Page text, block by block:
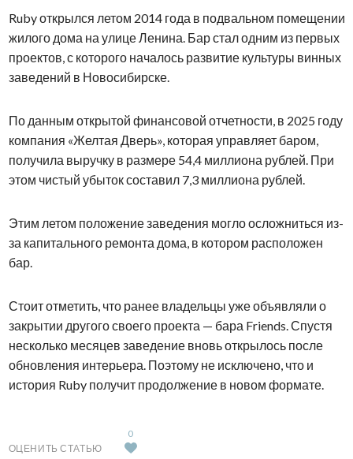
Ruby открылся летом 2014 года в подвальном помещении
жилого дома на улице Ленина. Бар стал одним из первых
проектов, с которого началось развитие культуры винных
заведений в Новосибирске.
По данным открытой финансовой отчетности, в 2025 году
компания «Желтая Дверь», которая управляет баром,
получила выручку в размере 54,4 миллиона рублей. При
этом чистый убыток составил 7,3 миллиона рублей.
Этим летом положение заведения могло осложниться из-
за капитального ремонта дома, в котором расположен
бар.
Стоит отметить, что ранее владельцы уже объявляли о
закрытии другого своего проекта — бара Friends. Спустя
несколько месяцев заведение вновь открылось после
обновления интерьера. Поэтому не исключено, что и
история Ruby получит продолжение в новом формате.
ОЦЕНИТЬ СТАТЬЮ
0